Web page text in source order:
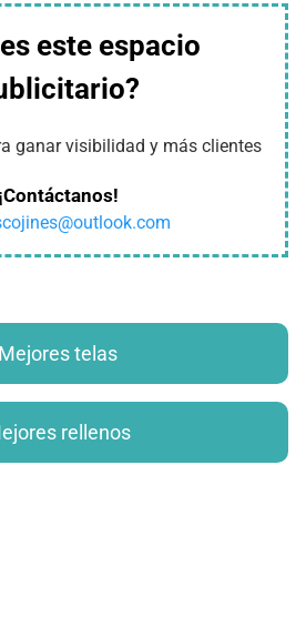
este espacio
ganar visibilidad y más clientes
¡Contáctanos!
Mejores telas
rellenos